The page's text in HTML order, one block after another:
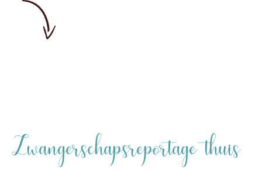
Zwangerschapsreportage thuis